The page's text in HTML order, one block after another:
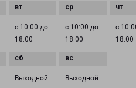
с 10:00 до
18:00
с 10:00 до
18:00
с
18:00
Выходной Выходной